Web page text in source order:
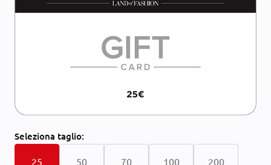
Seleziona taglio:
25 50 70 100 200